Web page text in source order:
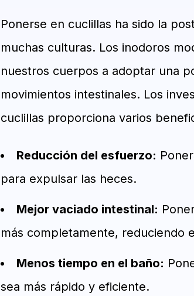
Ponerse en cuclillas ha sido la
muchas culturas. Los inodoros
nuestros cuerpos a adoptar una
movimientos intestinales. Los
cuclillas proporciona varios
Reducción del esfuerzo:
para expulsar las heces.
Mejor vaciado intestinal:
más completamente, reduciendo
Menos tiempo en el baño:
sea más rápido y eficiente.